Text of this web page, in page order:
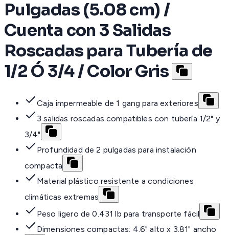
Pulgadas (5.08 cm) /
Cuenta con 3 Salidas
Roscadas para Tubería de
1/2 Ó 3/4 / Color Gris
Caja impermeable de 1 gang para exteriores
3 salidas roscadas compatibles con tubería 1/2" y
3/4"
Profundidad de 2 pulgadas para instalación
compacta
Material plástico resistente a condiciones
climáticas extremas
Peso ligero de 0.431 lb para transporte fácil
Dimensiones compactas: 4.6" alto x 3.81" ancho